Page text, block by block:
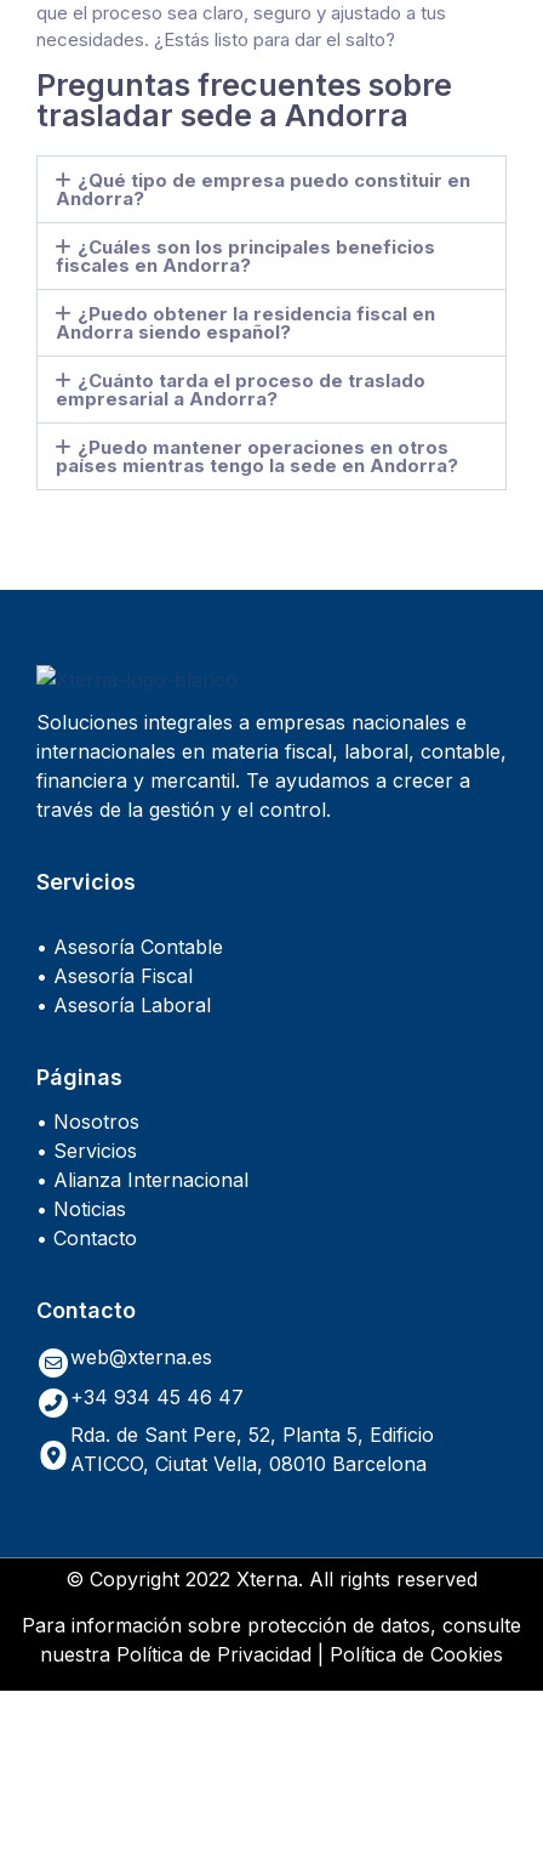
que el proceso sea claro, seguro y ajustado a tus
necesidades. ¿Estás listo para dar el salto?
Preguntas frecuentes sobre
trasladar sede a Andorra
¿Qué tipo de empresa puedo constituir en
Andorra?
¿Cuáles son los principales beneficios
fiscales en Andorra?
¿Puedo obtener la residencia fiscal en
Andorra siendo español?
¿Cuánto tarda el proceso de traslado
empresarial a Andorra?
¿Puedo mantener operaciones en otros
países mientras tengo la sede en Andorra?
Soluciones integrales a empresas nacionales e
internacionales en materia fiscal, laboral, contable,
financiera y mercantil. Te ayudamos a crecer a
través de la gestión y el control.
Servicios
• Asesoría Contable
• Asesoría Fiscal
• Asesoría Laboral
Páginas
• Nosotros
• Servicios
• Alianza Internacional
• Noticias
• Contacto
Contacto
web@xterna.es
+34 934 45 46 47
Rda. de Sant Pere, 52, Planta 5, Edificio
ATICCO, Ciutat Vella, 08010 Barcelona
© Copyright 2022 Xterna. All rights reserved
Para información sobre protección de datos, consulte
nuestra Política de Privacidad Política de Cookies